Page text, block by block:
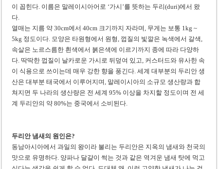
이 꼽힌다. 이름은 말레이시아어로 ‘가시’를 뜻하는 두리(duri)에서 왔
다.
열매는 지름 약 30cm에서 40cm 크기까지 자라며, 무게는 보통 1kg ~
5kg 정도이다. 모양은 타원형에서 원형, 껍질의 빛깔은 녹색에서 갈색,
속살은 노르스름한 흰색에서 붉은색에 이르기까지 종에 따라 다양하
다. 딱딱한 껍질이 날카로운 가시로 뒤덮여 있고, 커스터드와 유사한 속
이 식용으로 쓰이는데 매우 강한 향을 풍긴다. 세계 대부분의 두리안 생
산은 대부분 태국에서 이루어지며, 말레이시아의 소규모 생산량과 합
쳐지면 두 나라의 생산량은 전 세계 95% 이상을 차지할 정도이며 전 세
계 두리안의 약 80%는 중국에서 소비된다.
두리안 냄새의 원인은?
동남아시아에서 과일의 왕이라 불리는 두리안은 지옥의 냄새와 천국의
맛으로 유명하다. 양파나 달걀이 썩는 것과 같은 역겨운 냄새 탓에 먹고